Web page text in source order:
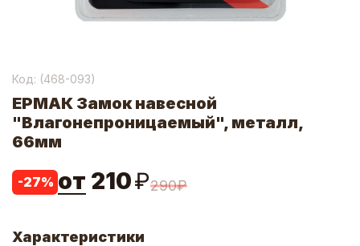
Код: (468-093)
ЕРМАК Замок навесной
"Влагонепроницаемый", металл,
66мм
-27% от 210₽290₽
Характеристики